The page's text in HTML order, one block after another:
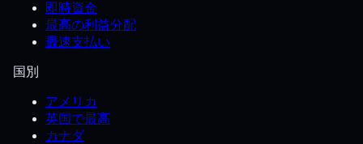
即時資金
最高の利益分配
最速支払い
国別
アメリカ
英国で最高
カナダ